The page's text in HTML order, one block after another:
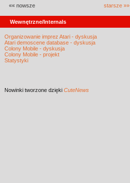
«« nowsze starsze »»
Wewnętrzne/Internals
Organizowanie imprez Atari - dyskusja
Atari demoscene database - dyskusja
Colony Mobile - dyskusja
Colony Mobile - projekt
Statystyki
Nowinki tworzone dzięki CuteNews